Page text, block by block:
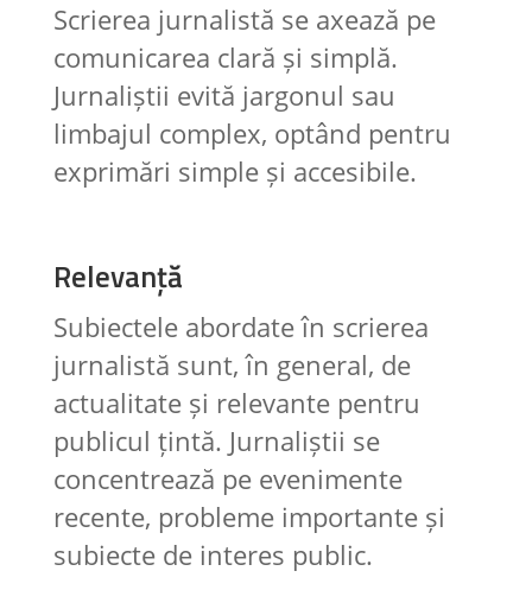
Scrierea jurnalistă se axează pe
comunicarea clară și simplă.
Jurnaliștii evită jargonul sau
limbajul complex, optând pentru
exprimări simple și accesibile.
Relevanță
Subiectele abordate în scrierea
jurnalistă sunt, în general, de
actualitate și relevante pentru
publicul țintă. Jurnaliștii se
concentrează pe evenimente
recente, probleme importante și
subiecte de interes public.